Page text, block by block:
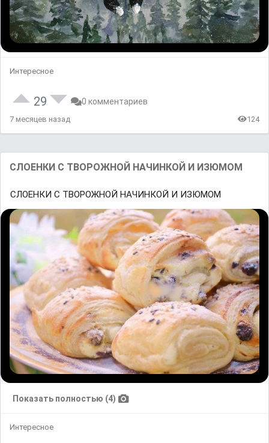
Интересное
29 0 комментариев
7 месяцев назад 124
СЛОЕНКИ С ТВОРОЖНОЙ НАЧИНКОЙ И ИЗЮМОМ
СЛОЕНКИ С ТВОРОЖНОЙ НАЧИНКОЙ И ИЗЮМОМ
Показать полностью (4)
Интересное